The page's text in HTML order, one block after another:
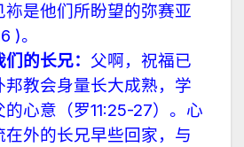
袮是他们所盼望的弥赛亚
)。
的长兄： 父啊，祝福已
邦教会身量长大成熟，学
的心意（罗11:25-27）。心
在外的长兄早些回家，与